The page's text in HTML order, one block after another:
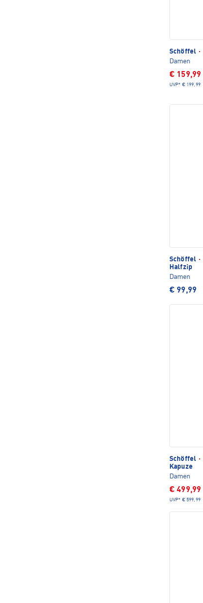
Schöffel ·
Damen
€ 159,99
UVP* € 199,99
Schöffel ·
Halfzip
Damen
€ 99,99
Schöffel ·
Kapuze
Damen
€ 499,99
UVP* € 599,99